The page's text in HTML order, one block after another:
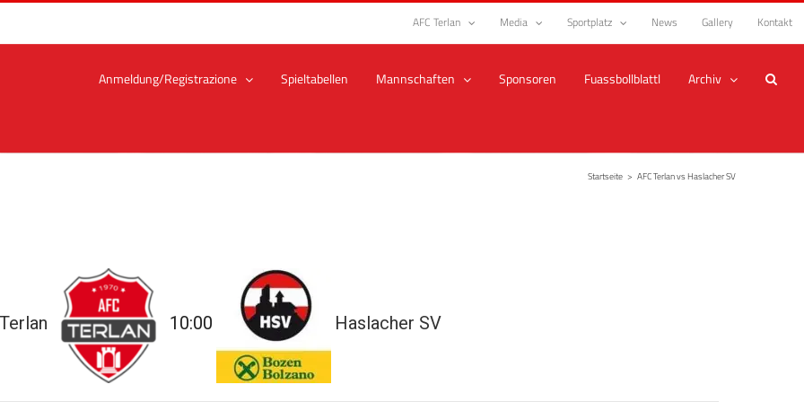
AFC Terlan Media Sportplatz News Gallery Kontakt
Anmeldung/Registrazione Spieltabellen Mannschaften Sponsoren Fuassbollblattl Archiv
Startseite > AFC Terlan vs Haslacher SV
10:00 Haslacher SV